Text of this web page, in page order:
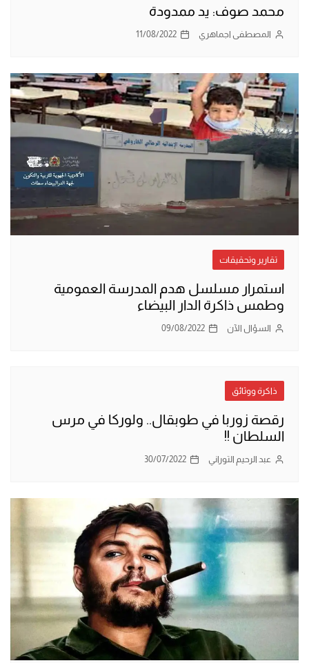
محمد صوف: يد ممدودة
المصطفى اجماهري 11/08/2022
تقارير وتحقيقات
استمرار مسلسل هدم المدرسة العمومية
وطمس ذاكرة الدار البيضاء
السؤال الآن 09/08/2022
ذاكرة ووثائق
رقصة زوربا في طوبقال.. ولوركا في مرس
السلطان !!
عبد الرحيم التوراني 30/07/2022